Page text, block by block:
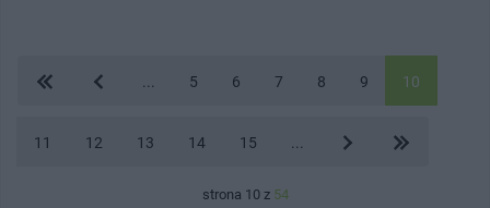
5 6 7 8 9 10
11 12 13 14 15
strona 10 z 54